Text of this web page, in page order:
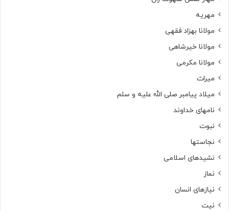
مهریه
مولانا بهزاد فقهی
مولانا خیرشاهی
مولانا مکرمی
میراث
میلاد پیامبر صلی الله علیه و سلم
نامهای خداوند
نبوت
نجاستها
نشیدهای اسلامی
نماز
نیازهای انسان
نیت